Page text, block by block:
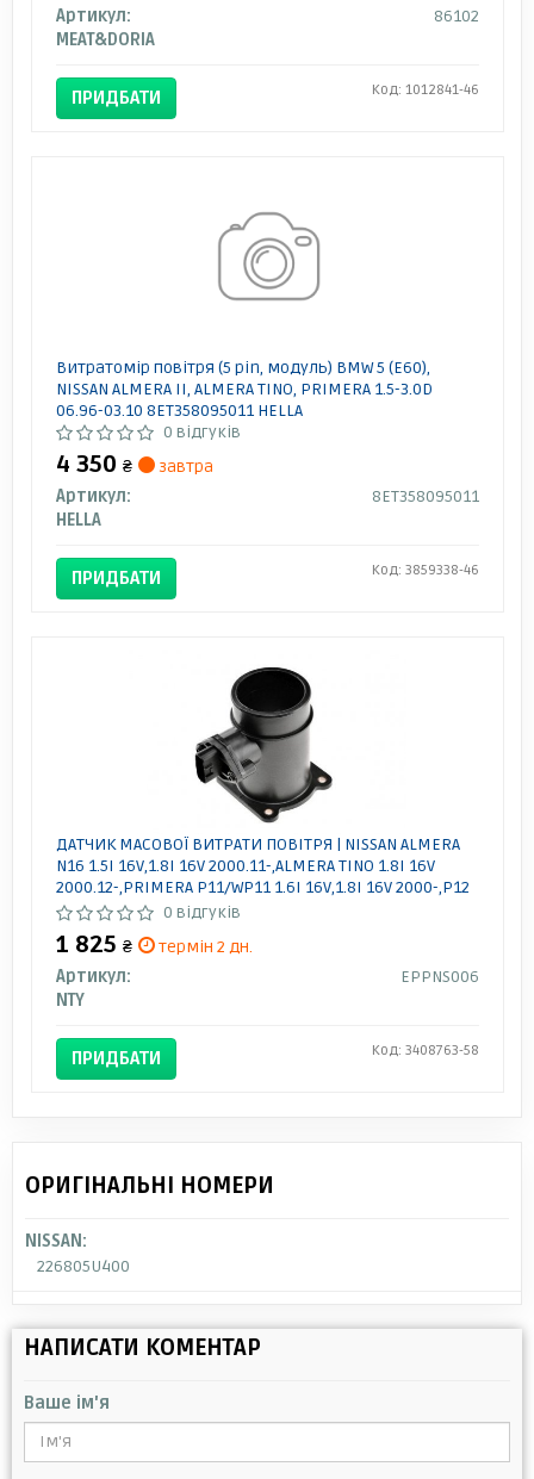
Артикул:
86102
MEAT&DORIA
ПРИДБАТИ Код: 1012841-46
Витратомір повітря (5 pin, модуль) BMW 5 (E60),
NISSAN ALMERA II, ALMERA TINO, PRIMERA 1.5-3.0D
06.96-03.10 8ET358095011 HELLA
0 відгуків
4 350 ₴
завтра
Артикул:
8ET358095011
HELLA
ПРИДБАТИ Код: 3859338-46
ДАТЧИК МАСОВОЇ ВИТРАТИ ПОВІТРЯ | NISSAN ALMERA
N16 1.5I 16V,1.8I 16V 2000.11-,ALMERA TINO 1.8I 16V
2000.12-,PRIMERA P11/WP11 1.6I 16V,1.8I 16V 2000-,P12
1.6I 16V,1.8I 16V 2001- EPPNS006 NTY
0 відгуків
1 825 ₴
термін 2 дн.
Артикул:
EPPNS006
NTY
ПРИДБАТИ Код: 3408763-58
ОРИГІНАЛЬНІ НОМЕРИ
NISSAN:
226805U400
НАПИСАТИ КОМЕНТАР
Ваше ім'я